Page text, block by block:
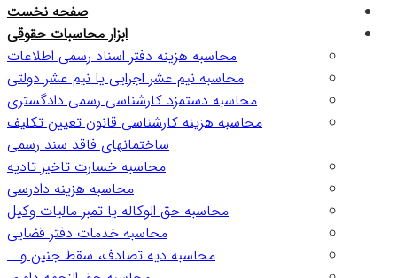
صفحه نخست
ابزار محاسبات حقوقی
محاسبه هزینه دفتر اسناد رسمی اطلاعات
محاسبه نیم عشر اجرایی یا نیم عشر دولتی
محاسبه دستمزد کارشناسی رسمی دادگستری
محاسبه هزینه کارشناسی قانون تعیین تکلیف
ساختمانهای فاقد سند رسمی
محاسبه خسارت تاخیر تادیه
محاسبه هزینه دادرسی
محاسبه حق الوکاله یا تمبر مالیات وکیل
محاسبه خدمات دفتر قضایی
محاسبه دیه تصادف، سقط جنین و …